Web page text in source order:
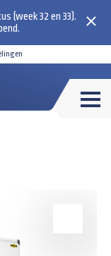
(week 32 en 33).